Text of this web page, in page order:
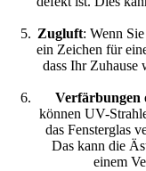
Zugluft: Wenn
ein Zeichen für
dass Ihr Zuhause
Verfärbungen
können UV-
das Fensterglas
Das kann die
einem